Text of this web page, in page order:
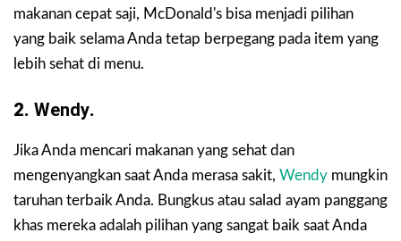
makanan cepat saji, McDonald's bisa menjadi pilihan
yang baik selama Anda tetap berpegang pada item yang
lebih sehat di menu.
2. Wendy.
Jika Anda mencari makanan yang sehat dan
mengenyangkan saat Anda merasa sakit, Wendy mungkin
taruhan terbaik Anda. Bungkus atau salad ayam panggang
khas mereka adalah pilihan yang sangat baik saat Anda